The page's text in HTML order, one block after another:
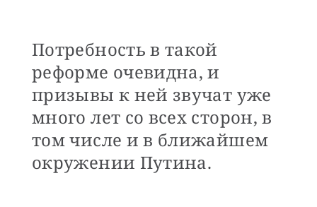
Потребность в такой
реформе очевидна, и
призывы к ней звучат уже
много лет со всех сторон, в
том числе и в ближайшем
окружении Путина.